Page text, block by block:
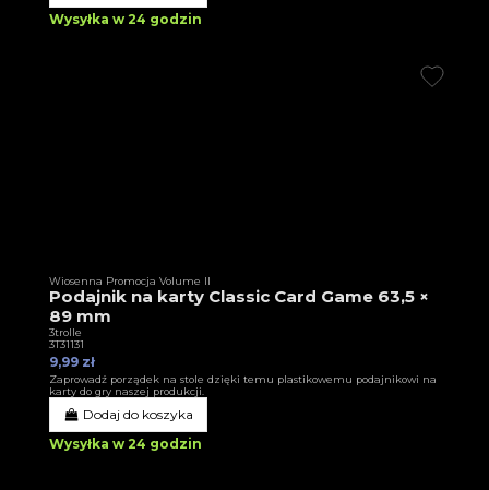
Wysyłka w 24 godzin
Wiosenna Promocja Volume II
Podajnik na karty Classic Card Game 63,5 ×
89 mm
3trolle
3T31131
9,99 zł
Zaprowadź porządek na stole dzięki temu plastikowemu podajnikowi na
karty do gry naszej produkcji.
Dodaj do koszyka
Wysyłka w 24 godzin